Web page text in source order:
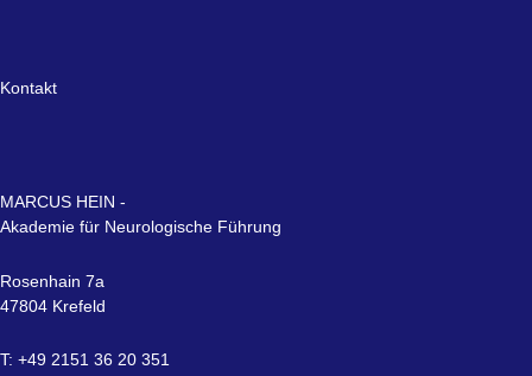
Kontakt
MARCUS HEIN -
Akademie für Neurologische Führung
Rosenhain 7a
47804 Krefeld
T: +49 2151 36 20 351